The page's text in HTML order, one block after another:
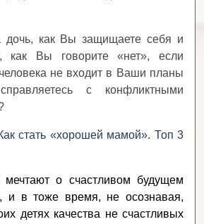
как Вы защищаете себя и
как Вы говорите «нет», если
не входит в Ваши планы
с конфликтными
стать «хорошей мамой». Топ 3
мечтают о счастливом будущем
и в тоже время, не осознавая,
детях качества не счастливых